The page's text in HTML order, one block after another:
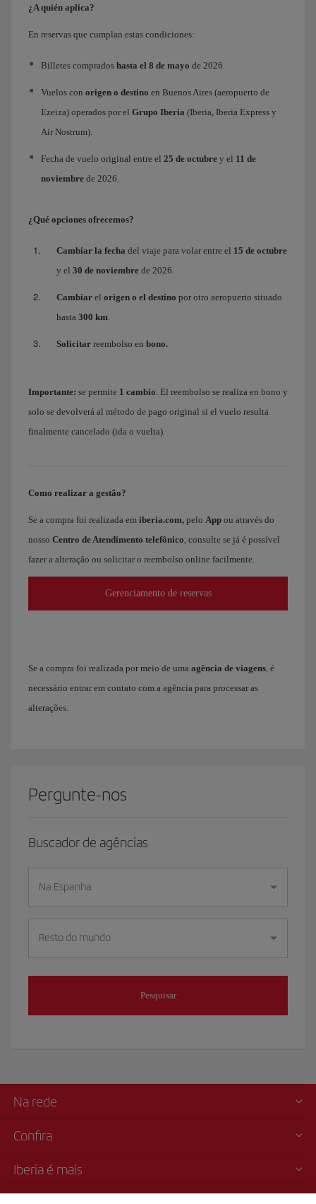
¿A quién aplica?
En reservas que cumplan estas condiciones:
Billetes comprados hasta el 8 de mayo de 2026.
Vuelos con origen o destino en Buenos Aires (aeropuerto de
Ezeiza) operados por el Grupo Iberia (Iberia, Iberia Express y
Air Nostrum).
Fecha de vuelo original entre el 25 de octubre y el 11 de
noviembre de 2026.
¿Qué opciones ofrecemos?
Cambiar la fecha del viaje para volar entre el 15 de octubre
y el 30 de noviembre de 2026.
Cambiar el origen o el destino por otro aeropuerto situado
hasta 300 km.
Solicitar reembolso en bono.
Importante: se permite 1 cambio. El reembolso se realiza en bono y
solo se devolverá al método de pago original si el vuelo resulta
finalmente cancelado (ida o vuelta).
Como realizar a gestão?
Se a compra foi realizada em iberia.com, pelo App ou através do
nosso Centro de Atendimento telefônico, consulte se já é possível
fazer a alteração ou solicitar o reembolso online facilmente.
Gerenciamento de reservas
Se a compra foi realizada por meio de uma agência de viagens, é
necessário entrar em contato com a agência para processar as
alterações.
Pergunte-nos
Buscador de agências
Na Espanha
Resto do mundo
Pesquisar
Na rede
Confira
Iberia é mais